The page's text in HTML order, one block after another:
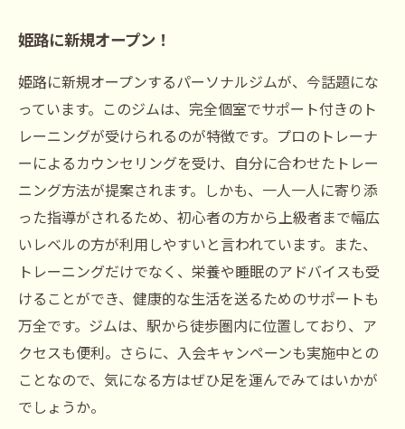
姫路に新規オープン！
姫路に新規オープンするパーソナルジムが、今話題にな
っています。このジムは、完全個室でサポート付きのト
レーニングが受けられるのが特徴です。プロのトレーナ
ーによるカウンセリングを受け、自分に合わせたトレー
ニング方法が提案されます。しかも、一人一人に寄り添
った指導がされるため、初心者の方から上級者まで幅広
いレベルの方が利用しやすいと言われています。また、
トレーニングだけでなく、栄養や睡眠のアドバイスも受
けることができ、健康的な生活を送るためのサポートも
万全です。ジムは、駅から徒歩圏内に位置しており、ア
クセスも便利。さらに、入会キャンペーンも実施中との
ことなので、気になる方はぜひ足を運んでみてはいかが
でしょうか。